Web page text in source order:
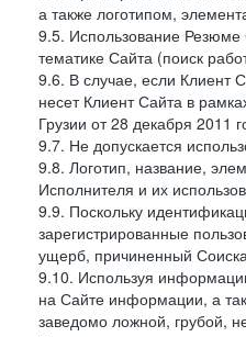
а также логотипом,
9.5. Использование Резюме
тематике Сайта (поиск
9.6. В случае, если Клиент
несет Клиент Сайта в
Грузии от 28 декабря
9.7. Не допускается
9.8. Логотип, название,
Исполнителя и их
9.9. Поскольку
зарегистрированные
ущерб, причиненный
9.10. Используя
на Сайте информации, а
заведомо ложной, грубой,